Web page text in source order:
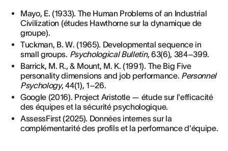
Mayo, E. (1933). The Human Problems of an Industrial
Civilization (études Hawthorne sur la dynamique de
groupe).
Tuckman, B. W. (1965). Developmental sequence in
small groups. Psychological Bulletin, 63(6), 384–399.
Barrick, M. R., & Mount, M. K. (1991). The Big Five
personality dimensions and job performance. Personnel
Psychology, 44(1), 1–26.
Google (2016). Project Aristotle — étude sur l'efficacité
des équipes et la sécurité psychologique.
AssessFirst (2025). Données internes sur la
complémentarité des profils et la performance d'équipe.